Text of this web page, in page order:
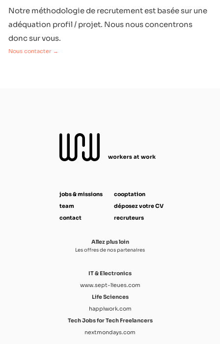
Notre méthodologie de recrutement est basée sur une
adéquation profil / projet. Nous nous concentrons
donc sur vous.
Nous contacter →
jobs & missions
team
contact
cooptation
déposez votre CV
recruteurs
Allez plus loin
Les offres de nos partenaires
IT & Electronics
www.sept-lieues.com
Life Sciences
happiwork.com
Tech Jobs for Tech Freelancers
nextmondays.com